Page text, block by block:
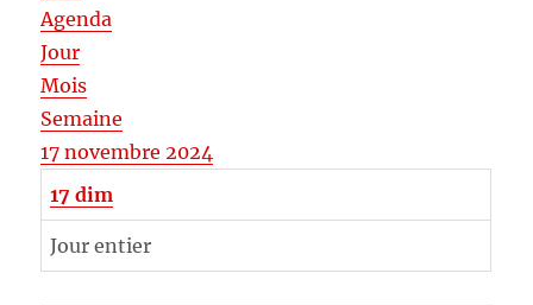
Agenda
Jour
Mois
Semaine
17 novembre 2024
17 dim
Jour entier